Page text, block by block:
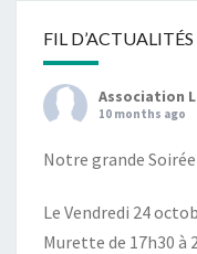
FIL D’ACTUALITÉS
Association
10 months ago
Notre grande
Le Vendredi 24
Murette de 17h30 à